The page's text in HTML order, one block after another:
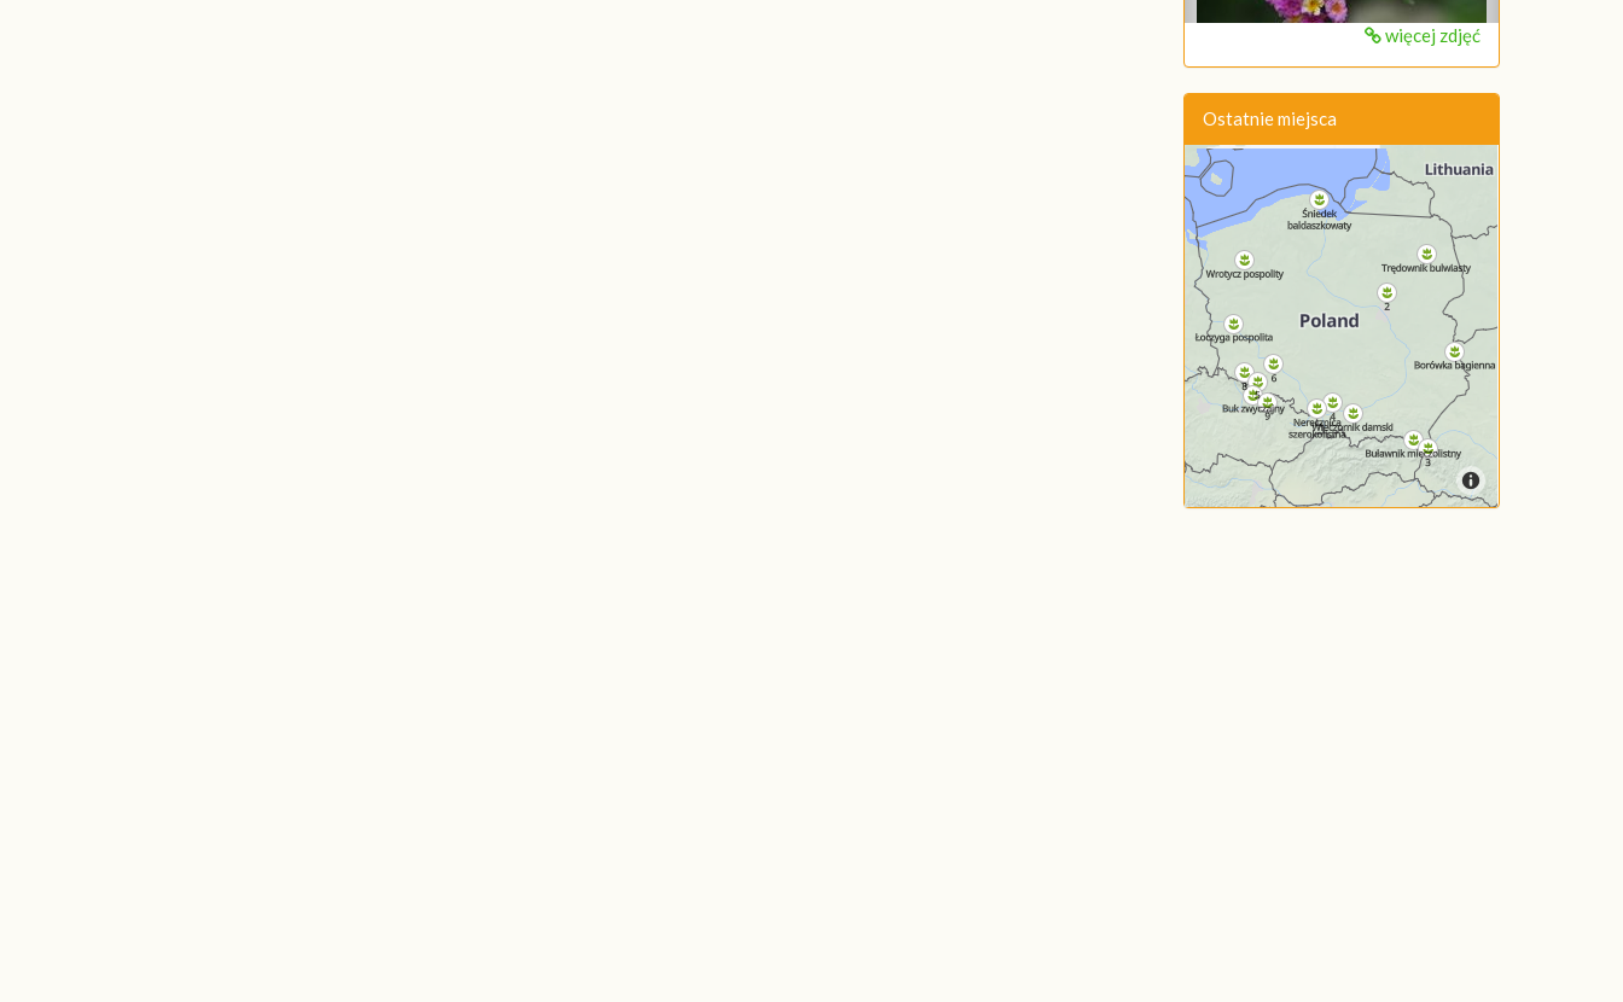
więcej zdjęć
Ostatnie miejsca